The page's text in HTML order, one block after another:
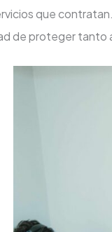
que
de proteger tanto